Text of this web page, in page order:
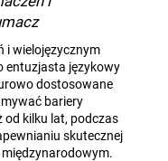
i wielojęzycznym
entuzjasta językowy
dostosowane
bariery
od kilku lat, podczas
skutecznej